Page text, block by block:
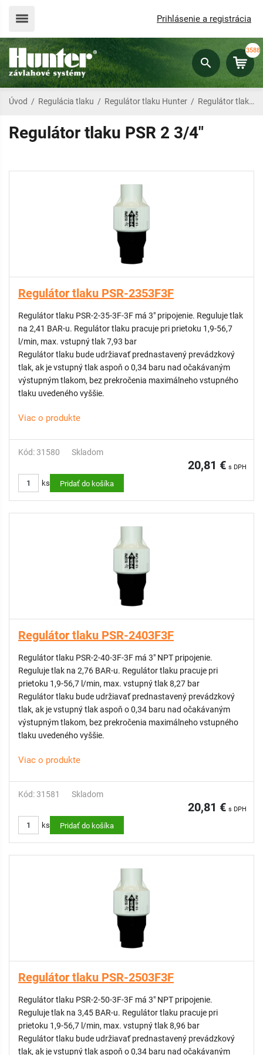
Prihlásenie a registrácia
3588
Úvod / Regulácia tlaku / Regulátor tlaku Hunter / Regulátor tlaku PSR 2 3/4"
Regulátor tlaku PSR 2 3/4"
Regulátor tlaku PSR-2353F3F
Regulátor tlaku PSR-2-35-3F-3F má 3" pripojenie. Reguluje tlak
na 2,41 BAR-u. Regulátor tlaku pracuje pri prietoku 1,9-56,7
l/min, max. vstupný tlak 7,93 bar
Regulátor tlaku bude udržiavať prednastavený prevádzkový
tlak, ak je vstupný tlak aspoň o 0,34 baru nad očakávaným
výstupným tlakom, bez prekročenia maximálneho vstupného
tlaku uvedeného vyššie.
Viac o produkte
Kód: 31580 Skladom
20,81 € s DPH
ks Pridať do košíka
Regulátor tlaku PSR-2403F3F
Regulátor tlaku PSR-2-40-3F-3F má 3" NPT pripojenie.
Reguluje tlak na 2,76 BAR-u. Regulátor tlaku pracuje pri
prietoku 1,9-56,7 l/min, max. vstupný tlak 8,27 bar
Regulátor tlaku bude udržiavať prednastavený prevádzkový
tlak, ak je vstupný tlak aspoň o 0,34 baru nad očakávaným
výstupným tlakom, bez prekročenia maximálneho vstupného
tlaku uvedeného vyššie.
Viac o produkte
Kód: 31581 Skladom
20,81 € s DPH
ks Pridať do košíka
Regulátor tlaku PSR-2503F3F
Regulátor tlaku PSR-2-50-3F-3F má 3" NPT pripojenie.
Reguluje tlak na 3,45 BAR-u. Regulátor tlaku pracuje pri
prietoku 1,9-56,7 l/min, max. vstupný tlak 8,96 bar
Regulátor tlaku bude udržiavať prednastavený prevádzkový
tlak, ak je vstupný tlak aspoň o 0,34 baru nad očakávaným